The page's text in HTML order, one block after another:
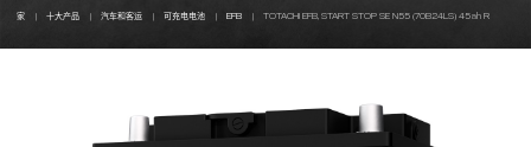
家 十大产品 汽车和客运 可充电电池 EFB TOTACHI EFB, START STOP SE N55 (70B24LS) 45ah R